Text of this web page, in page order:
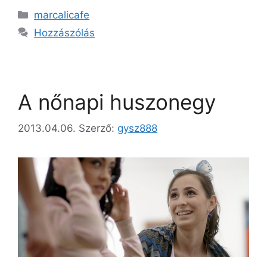
marcalicafe
Hozzászólás
A nőnapi huszonegy
2013.04.06. Szerző: gysz888